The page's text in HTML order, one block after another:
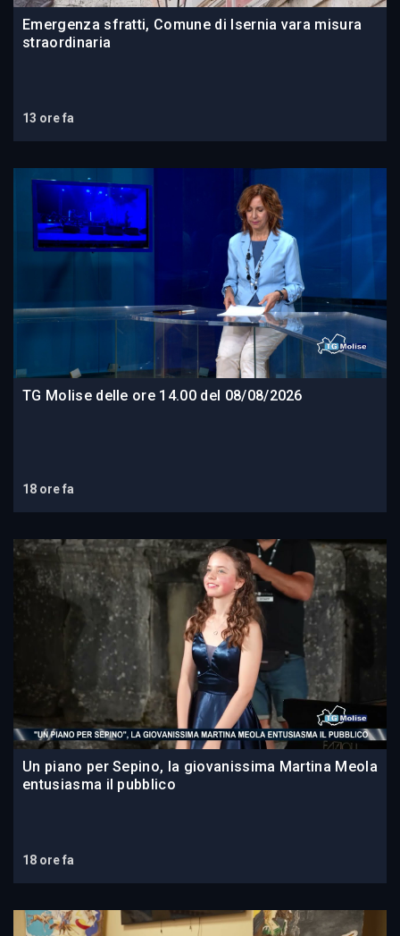
Emergenza sfratti, Comune di Isernia vara misura
straordinaria
13 ore fa
TG Molise delle ore 14.00 del 08/08/2026
18 ore fa
Un piano per Sepino, la giovanissima Martina Meola
entusiasma il pubblico
18 ore fa